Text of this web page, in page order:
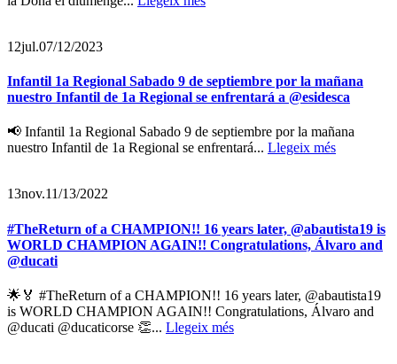
12jul.07/12/2023
Infantil 1a Regional Sabado 9 de septiembre por la mañana
nuestro Infantil de 1a Regional se enfrentará a @esidesca
📢 Infantil 1a Regional Sabado 9 de septiembre por la mañana
nuestro Infantil de 1a Regional se enfrentará... Llegeix més
13nov.11/13/2022
#TheReturn of a CHAMPION!! 16 years later, @abautista19 is
WORLD CHAMPION AGAIN!! Congratulations, Álvaro and
@ducati
🌟🏅 #TheReturn of a CHAMPION!! 16 years later, @abautista19
is WORLD CHAMPION AGAIN!! Congratulations, Álvaro and
@ducati @ducaticorse 👏... Llegeix més